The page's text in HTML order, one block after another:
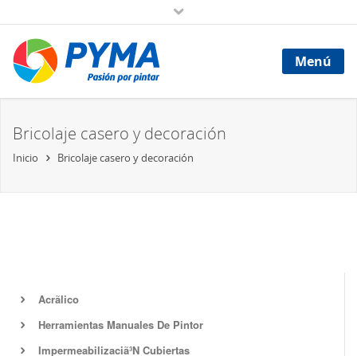
Menú
Bricolaje casero y decoración
Inicio Bricolaje casero y decoración
Acrã­lico
Herramientas Manuales De Pintor
Impermeabilizaciã³N Cubiertas